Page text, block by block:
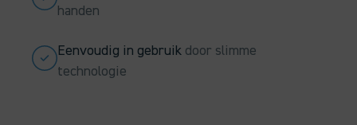
handen
Eenvoudig in gebruik door slimme
technologie